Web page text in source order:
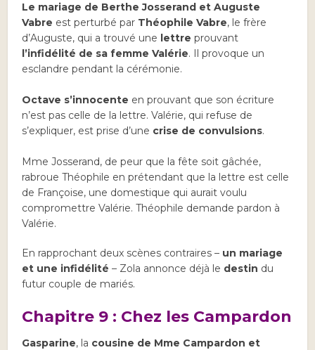
Le mariage de Berthe Josserand et Auguste
Vabre est perturbé par Théophile Vabre, le frère
d’Auguste, qui a trouvé une lettreprouvant
l’infidélité de sa femme Valérie. Il provoque un
esclandre pendant la cérémonie.
Octave s’innocente en prouvant que son écriture
n’est pas celle de la lettre. Valérie, qui refuse de
s’expliquer, est prise d’une crise de convulsions.
Mme Josserand, de peur que la fête soit gâchée,
rabroue Théophile en prétendant que la lettre est celle
de Françoise, une domestique qui aurait voulu
compromettre Valérie. Théophile demande pardon à
Valérie.
En rapprochant deux scènes contraires – un mariage
et une infidélité – Zola annonce déjà le destin du
futur couple de mariés.
Chapitre 9 : Chez les Campardon
Gasparine, la cousine de Mme Campardon et